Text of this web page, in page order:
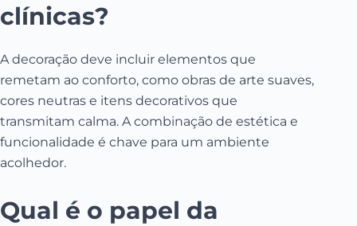
clínicas?
A decoração deve incluir elementos que
remetam ao conforto, como obras de arte suaves,
cores neutras e itens decorativos que
transmitam calma. A combinação de estética e
funcionalidade é chave para um ambiente
acolhedor.
Qual é o papel da